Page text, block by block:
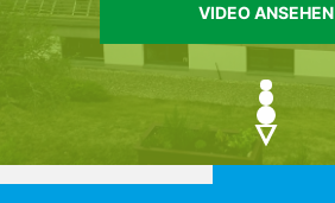
VIDEO ANSEHEN